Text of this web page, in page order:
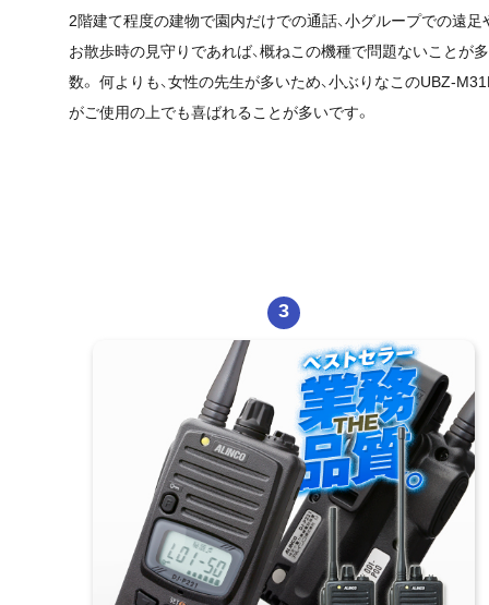
2階建て程度の建物で園内だけでの通話、小グループでの遠足
お散歩時の見守りであれば、概ねこの機種で問題ないことが多
数。 何よりも、女性の先生が多いため、小ぶりなこのUBZ-
がご使用の上でも喜ばれることが多いです。